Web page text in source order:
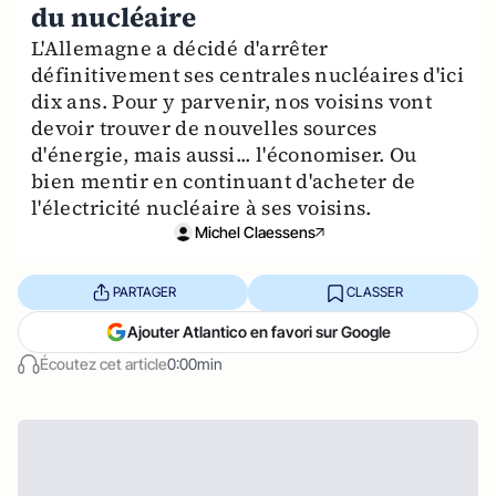
du nucléaire
L'Allemagne a décidé d'arrêter
définitivement ses centrales nucléaires d'ici
dix ans. Pour y parvenir, nos voisins vont
devoir trouver de nouvelles sources
d'énergie, mais aussi... l'économiser. Ou
bien mentir en continuant d'acheter de
l'électricité nucléaire à ses voisins.
Michel Claessens
Écoutez cet article0:00min
PARTAGER CLASSER
Ajouter Atlantico en favori sur Google